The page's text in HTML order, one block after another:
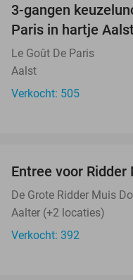
3-gangen
Paris in hartje Aalst
Le Goût De Paris
Aalst
Verkocht: 505
TODAY
Entree voor Ridder
De Grote Ridder Muis
Aalter (+2 locaties)
Verkocht: 392